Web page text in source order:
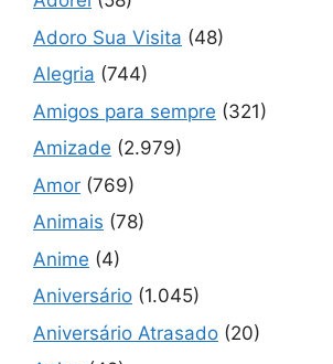
Adoro Sua Visita (48)
Alegria (744)
Amigos para sempre (321)
Amizade (2.979)
Amor (769)
Animais (78)
Anime (4)
Aniversário (1.045)
Aniversário Atrasado (20)